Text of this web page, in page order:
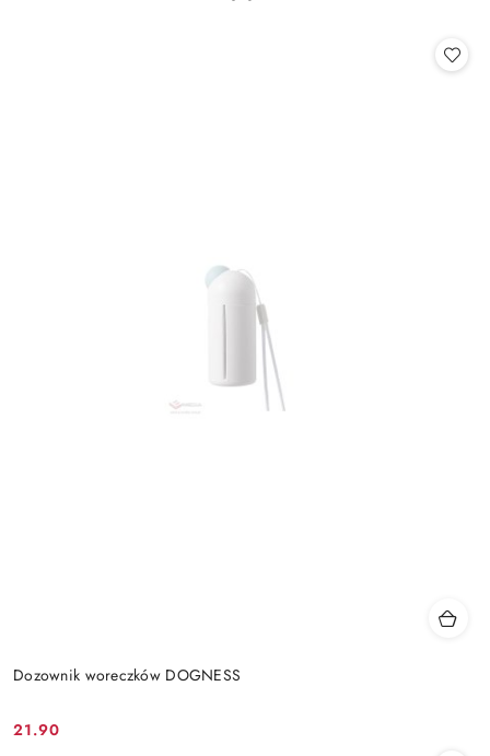
Dozownik woreczków DOGNESS
Cena:
21.90